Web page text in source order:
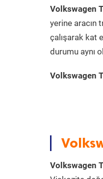
Volkswagen
yerine aracın
çalışarak kat
durumu aynı
Volkswagen
Volkswagen